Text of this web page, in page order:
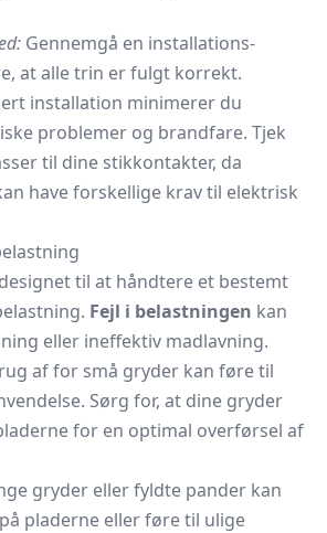
Gennemgå en installations-
at alle trin er fulgt korrekt.
installation minimerer du
problemer og brandfare. Tjek
til dine stikkontakter, da
have forskellige krav til elektrisk
til at håndtere et bestemt
Fejl i belastningen kan
eller ineffektiv madlavning.
af for små gryder kan føre til
Sørg for, at dine gryder
for en optimal overførsel af
gryder eller fyldte pander kan
pladerne eller føre til ulige